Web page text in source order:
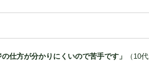
仕方が分かりにくいので苦手です」
（10代